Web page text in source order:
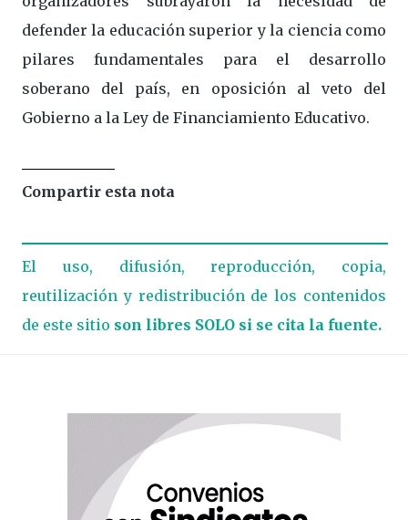
defender la educación superior y la ciencia como
pilares fundamentales para el desarrollo
soberano del país, en oposición al veto del
Gobierno a la Ley de Financiamiento Educativo.
Compartir esta nota
El uso, difusión, reproducción, copia,
reutilización y redistribución de los contenidos
de este sitio son libres SOLO si se cita la fuente.